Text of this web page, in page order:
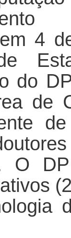
4
de
do
de
O